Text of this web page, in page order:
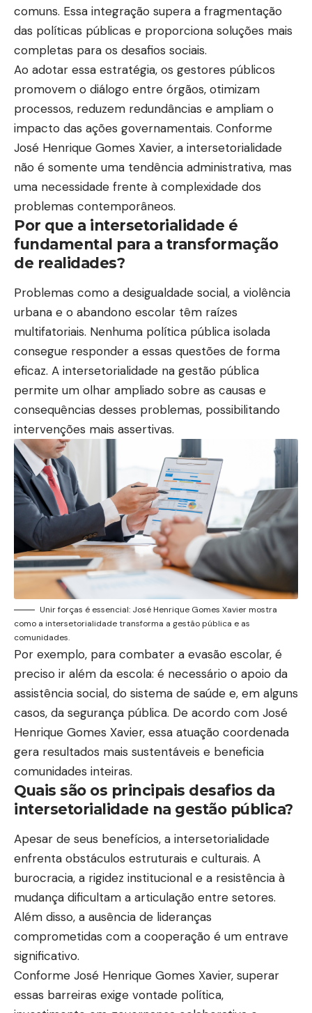
comuns. Essa integração supera a fragmentação
das políticas públicas e proporciona soluções mais
completas para os desafios sociais.
Ao adotar essa estratégia, os gestores públicos
promovem o diálogo entre órgãos, otimizam
processos, reduzem redundâncias e ampliam o
impacto das ações governamentais. Conforme
José Henrique Gomes Xavier, a intersetorialidade
não é somente uma tendência administrativa, mas
uma necessidade frente à complexidade dos
problemas contemporâneos.
Por que a intersetorialidade é
fundamental para a transformação
de realidades?
Problemas como a desigualdade social, a violência
urbana e o abandono escolar têm raízes
multifatoriais. Nenhuma política pública isolada
consegue responder a essas questões de forma
eficaz. A intersetorialidade na gestão pública
permite um olhar ampliado sobre as causas e
consequências desses problemas, possibilitando
intervenções mais assertivas.
Unir forças é essencial: José Henrique Gomes Xavier mostra
como a intersetorialidade transforma a gestão pública e as
comunidades.
Por exemplo, para combater a evasão escolar, é
preciso ir além da escola: é necessário o apoio da
assistência social, do sistema de saúde e, em alguns
casos, da segurança pública. De acordo com José
Henrique Gomes Xavier, essa atuação coordenada
gera resultados mais sustentáveis e beneficia
comunidades inteiras.
Quais são os principais desafios da
intersetorialidade na gestão pública?
Apesar de seus benefícios, a intersetorialidade
enfrenta obstáculos estruturais e culturais. A
burocracia, a rigidez institucional e a resistência à
mudança dificultam a articulação entre setores.
Além disso, a ausência de lideranças
comprometidas com a cooperação é um entrave
significativo.
Conforme José Henrique Gomes Xavier, superar
essas barreiras exige vontade política,